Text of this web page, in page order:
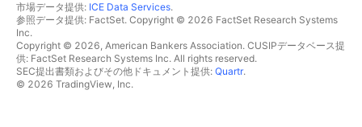
市場データ提供: ICE Data Services.
参照データ提供: FactSet. Copyright © 2026 FactSet Research Systems
Inc.
Copyright © 2026, American Bankers Association. CUSIPデータベース提
供: FactSet Research Systems Inc. All rights reserved.
SEC提出書類およびその他ドキュメント提供: Quartr.
© 2026 TradingView, Inc.